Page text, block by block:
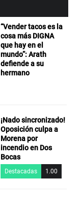
“Vender tacos es la
cosa más DIGNA
que hay en el
mundo”: Arath
defiende a su
hermano
¡Nado sincronizado!
Oposición culpa a
Morena por
incendio en Dos
Bocas
Destacadas 1.00